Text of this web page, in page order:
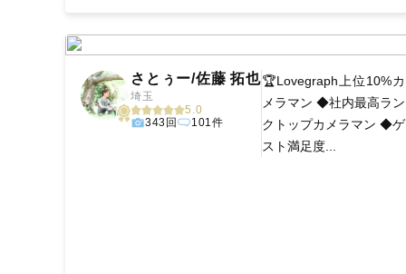
さとぅー/佐藤 拓也
埼玉
5.0
343回
101件
🏆Lovegraph上位10%カ
メラマン ◆社内最高ラン
クトップカメラマン ◆ゲ
スト満足度...